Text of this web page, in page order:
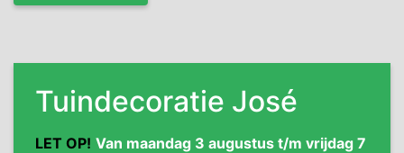
Tuindecoratie José
LET OP! Van maandag 3 augustus t/m vrijdag 7